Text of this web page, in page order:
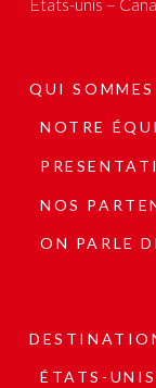
QUI
NOTRE
NOS
ON PARLE
ÉTATS-UNIS